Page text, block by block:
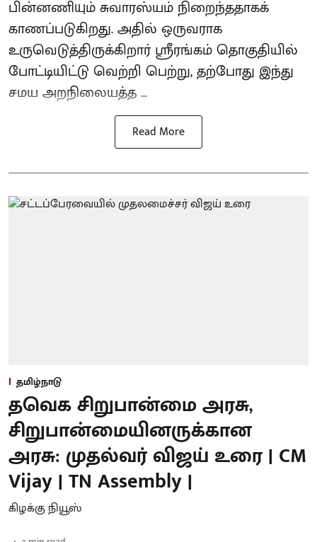
பின்னணியும் சுவாரஸ்யம் நிறைந்ததாகக்
காணப்படுகிறது. அதில் ஒருவராக
உருவெடுத்திருக்கிறார் ஸ்ரீரங்கம் தொகுதியில்
போட்டியிட்டு வெற்றி பெற்று, தற்போது இந்து
சமய அறநிலையத்த ...
Read More
தமிழ்நாடு
தவெக சிறுபான்மை அரசு,
சிறுபான்மையினருக்கான
அரசு: முதல்வர் விஜய் உரை | CM
Vijay | TN Assembly |
கிழக்கு நியூஸ்